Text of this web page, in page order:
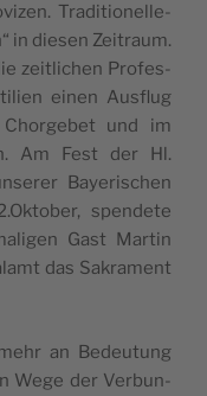
Tra­di­ti­o­nel­le­
in die­sen Zei­tra­um.
zei­tlic­hen Pro­fes­
einen Aus­flug
und im
Am Fest der Hl.
Baye­ri­sc­hen
spen­d­ete
Gast Mar­tin
das Sakra­ment
an Bede­u­tung
Wege der Ver­bun­